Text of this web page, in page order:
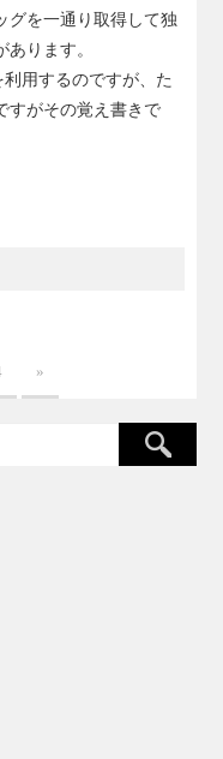
グを一通り取得して独
ります。
利用するのですが、た
すがその覚え書きで
»